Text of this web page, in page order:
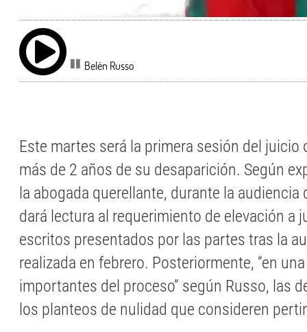
Belén Russo
Este martes será la primera sesión del juicio
más de 2 años de su desaparición. Según
la abogada querellante, durante la audiencia
dará lectura al requerimiento de elevación a
escritos presentados por las partes tras la
realizada en febrero. Posteriormente, “en
importantes del proceso” según Russo, las
los planteos de nulidad que consideren